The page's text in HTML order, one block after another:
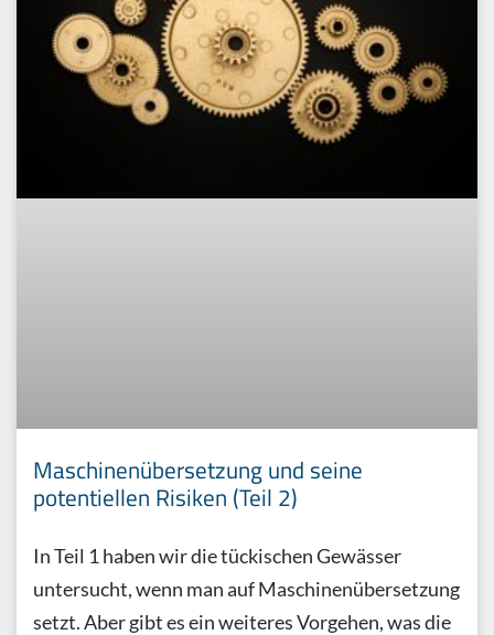
Maschinenübersetzung und seine
potentiellen Risiken (Teil 2)
In Teil 1 haben wir die tückischen Gewässer
untersucht, wenn man auf Maschinenübersetzung
setzt. Aber gibt es ein weiteres Vorgehen, was die